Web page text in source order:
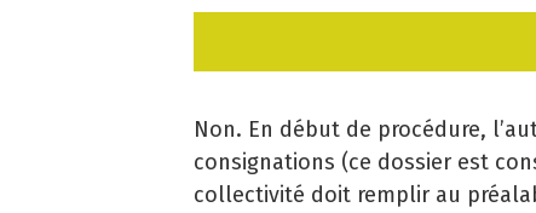
Non. En début de procédure,
consignations (ce dossier est
collectivité doit remplir au